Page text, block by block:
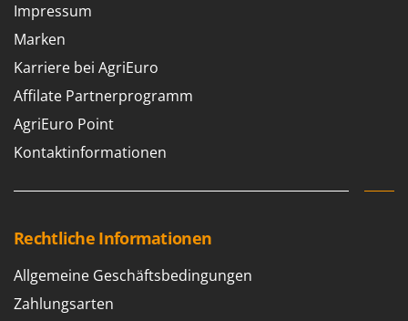
Impressum
Marken
Karriere bei AgriEuro
Affilate Partnerprogramm
AgriEuro Point
Kontaktinformationen
Rechtliche Informationen
Allgemeine Geschäftsbedingungen
Zahlungsarten